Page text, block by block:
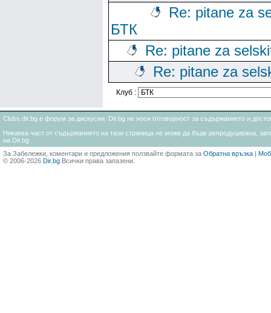
Re: pitane za
БТК
Re: pitane za
Re: pitane za
Клуб :
Clubs.dir.bg е форум за дискусии. Dir.bg не носи отговорност за съдържанието и
Никаква част от съдържанието на тази страница не може да бъде репродуцирана,
на Dir.bg
За Забележки, коментари и предложения ползвайте формата за Обратна връзка |
© 2006-2026 Dir.bg Всички права запазени.